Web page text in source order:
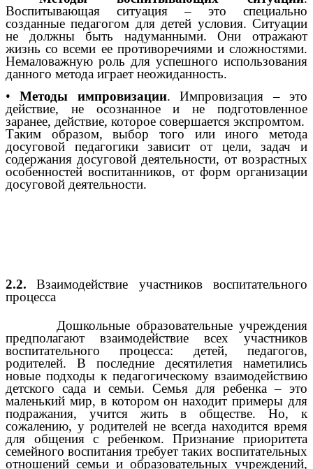
Воспитывающая ситуация – это специально
созданные педагогом для детей условия. Ситуации
не должны быть надуманными. Они отражают
жизнь со всеми ее противоречиями и сложностями.
Немаловажную роль для успешного использования
данного метода играет неожиданность.
•Методы импровизации. Импровизация – это
действие, не осознанное и не подготовленное
заранее, действие, которое совершается экспромтом.
Таким образом, выбор того или иного метода
досуговой педагогики зависит от цели, задач и
содержания досуговой деятельности, от возрастных
особенностей воспитанников, от форм организации
досуговой деятельности.
2.2.
Взаимодействие участников воспитательного
процесса
Дошкольные образовательные учреждения
предполагают взаимодействие всех участников
воспитательного процесса: детей, педагогов,
родителей. В последние десятилетия наметились
новые подходы к педагогическому взаимодействию
детского сада и семьи. Семья для ребенка – это
маленький мир, в котором он находит примеры для
подражания, учится жить в обществе. Но, к
сожалению, у родителей не всегда находится время
для общения с ребенком. Признание приоритета
семейного воспитания требует таких воспитательных
отношений семьи и образовательных учреждений,